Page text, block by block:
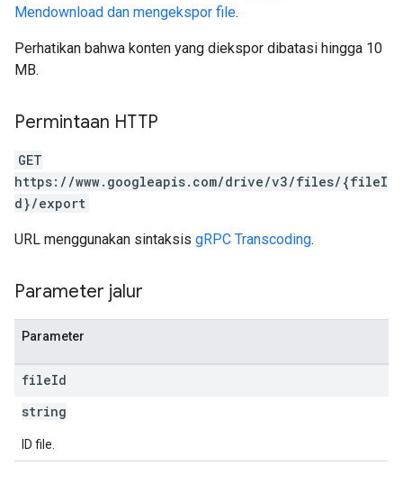
Mendownload dan mengekspor file.
Perhatikan bahwa konten yang diekspor dibatasi hingga 10
MB.
Permintaan HTTP
GET
https://www.googleapis.com/drive/v3/files/{fileI
d}/export
URL menggunakan sintaksis gRPC Transcoding.
Parameter jalur
Parameter
fileId
string
ID file.